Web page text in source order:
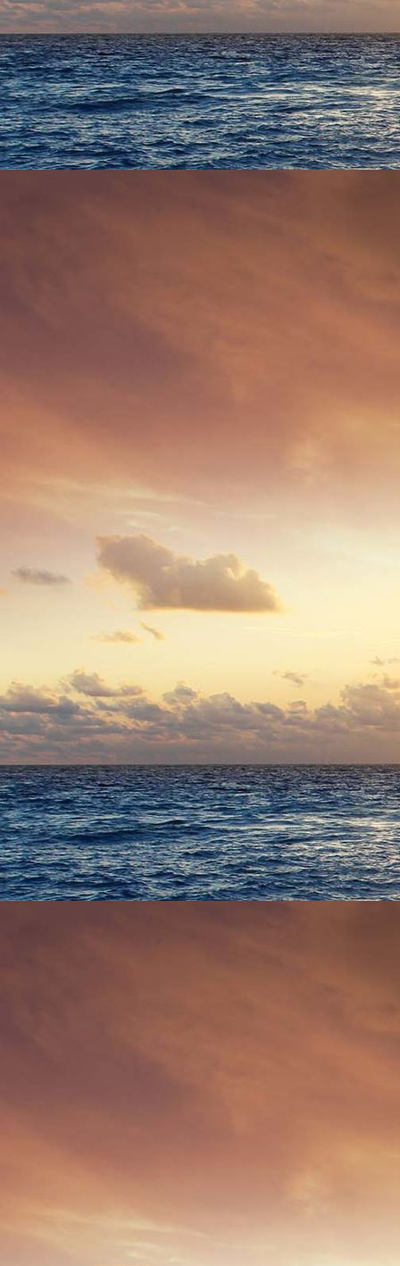
2507 - (xxxx) Klosterhof u. Binnenwasser 1996